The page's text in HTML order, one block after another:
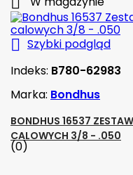
 Szybki podgląd
Indeks: B780-62983
Marka: Bondhus
BONDHUS 16537
CALOWYCH 3/8 - .050
(0)